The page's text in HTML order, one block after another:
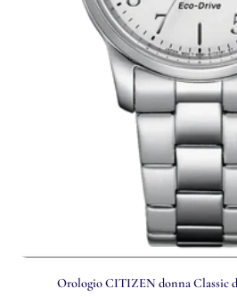
Orologio CITIZEN donna Classic